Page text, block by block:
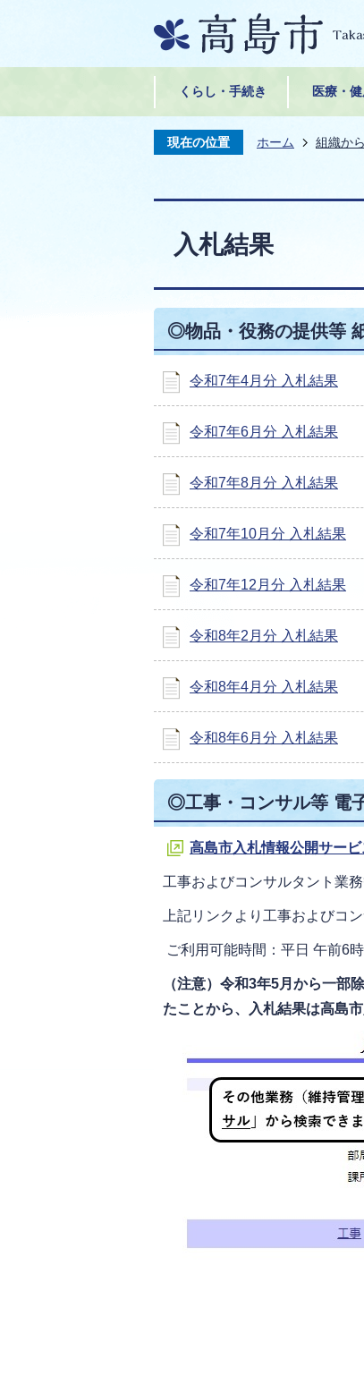
くらし・手続き 医療・
現在の位置 ホーム 組織か
入札結果
◎物品・役務の提供等
令和7年4月分 入札結果
令和7年6月分 入札結果
令和7年8月分 入札結果
令和7年10月分 入札結果
令和7年12月分 入札結果
令和8年2月分 入札結果
令和8年4月分 入札結果
令和8年6月分 入札結果
◎工事・コンサル等 電
高島市入札情報公開サービ
工事およびコンサルタント業
上記リンクより工事およびコ
ご利用可能時間：平日 午前6
（注意）令和3年5月から一部
たことから、入札結果は高島